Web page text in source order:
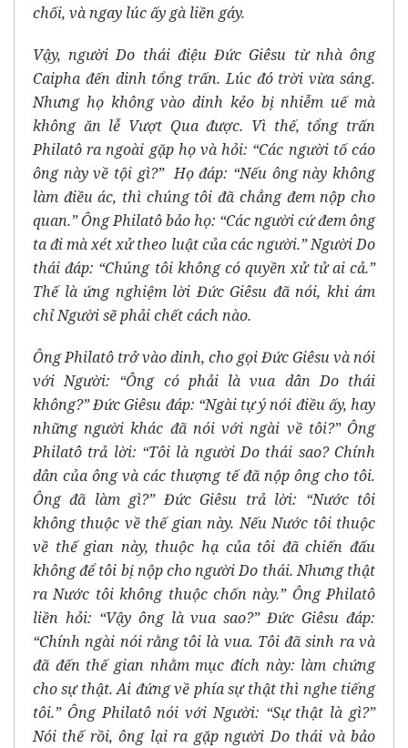
chối, và ngay lúc ấy gà liền gáy.
Vậy, người Do thái điệu Đức Giêsu từ nhà ông
Caipha đến dinh tổng trấn. Lúc đó trời vừa sáng.
Nhưng họ không vào dinh kẻo bị nhiễm uế mà
không ăn lễ Vượt Qua được. Vì thế, tổng trấn
Philatô ra ngoài gặp họ và hỏi: “Các người tố cáo
ông này về tội gì?” Họ đáp: “Nếu ông này không
làm điều ác, thì chúng tôi đã chẳng đem nộp cho
quan.” Ông Philatô bảo họ: “Các người cứ đem ông
ta đi mà xét xử theo luật của các người.” Người Do
thái đáp: “Chúng tôi không có quyền xử tử ai cả.”
Thế là ứng nghiệm lời Đức Giêsu đã nói, khi ám
chỉ Người sẽ phải chết cách nào.
Ông Philatô trở vào dinh, cho gọi Đức Giêsu và nói
với Người: “Ông có phải là vua dân Do thái
không?” Đức Giêsu đáp: “Ngài tự ý nói điều ấy, hay
những người khác đã nói với ngài về tôi?” Ông
Philatô trả lời: “Tôi là người Do thái sao? Chính
dân của ông và các thượng tế đã nộp ông cho tôi.
Ông đã làm gì?” Đức Giêsu trả lời: “Nước tôi
không thuộc về thế gian này. Nếu Nước tôi thuộc
về thế gian này, thuộc hạ của tôi đã chiến đấu
không để tôi bị nộp cho người Do thái. Nhưng thật
ra Nước tôi không thuộc chốn này.” Ông Philatô
liền hỏi: “Vậy ông là vua sao?” Đức Giêsu đáp:
“Chính ngài nói rằng tôi là vua. Tôi đã sinh ra và
đã đến thế gian nhằm mục đích này: làm chứng
cho sự thật. Ai đứng về phía sự thật thì nghe tiếng
tôi.” Ông Philatô nói với Người: “Sự thật là gì?”
Nói thế rồi, ông lại ra gặp người Do thái và bảo